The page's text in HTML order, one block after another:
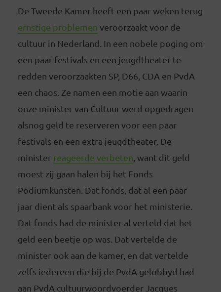
De Tweede Kamer heeft een paar weken terug
ernstige problemen veroorzaakt voor de
cultuur in Nederland. In een nobele poging om
een paar festivals en een jeugdtheater te
redden veroorzaakten SP, D66, CDA en PvdA
een chaos. Ze namen een motie aan waarin
onze minister van Cultuur werd opgedragen
alsnog geld te reserveren voor een paar
festivals en een extra jeugdtheater. De
minister reageerde verbeten , want dit geld
moest zij gaan halen bij het Fonds
Podiumkunsten. Dat fonds, dat al een paar
jaar dient als spaarbank voor het ministerie.
Dat fonds had de minister al verteld dat het
geld een beetje op was. Dat vertelde de
minister ook aan de kamer, en dat vertelde
zelfs iedereen die bij de PvdA gelobbyd had
aan PvdA cultuurwoordvoerder Jacques